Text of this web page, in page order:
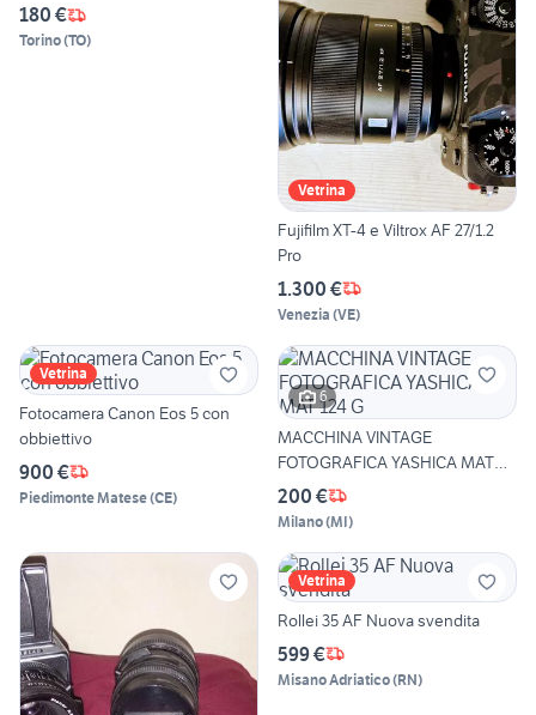
180 €
Torino(TO)
Vetrina
Fujifilm XT-4 e Viltrox AF 27/1.2
Pro
1.300 €
Venezia (VE)
Vetrina
Fotocamera Canon Eos 5 con
obbiettivo
900 €
Piedimonte Matese(CE)
6
MACCHINA VINTAGE
FOTOGRAFICA YASHICA MAT
124 G
200 €
Milano(MI)
Vetrina
Rollei 35 AF Nuova svendita
599 €
Misano Adriatico(RN)